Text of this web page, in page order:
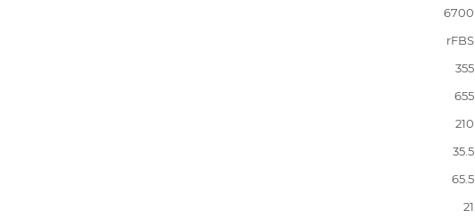
6700
rFBS
355
655
210
35.5
65.5
21